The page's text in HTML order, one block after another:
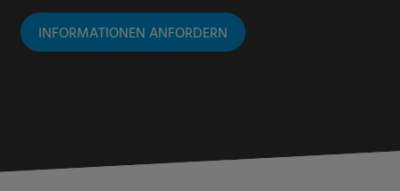
INFORMATIONEN ANFORDERN